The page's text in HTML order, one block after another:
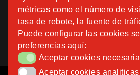
métricas como el número de
tasa de rebote, la fuente de
Puede configurar las cookies
preferencias aquí:
Aceptar cookies necesarias
Aceptar cookies
Aceptar cookies analiticas
Aceptar cookies analiticas